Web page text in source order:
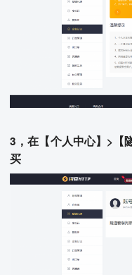
3，在【个人中心】>【
买